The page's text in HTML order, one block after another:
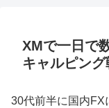
XMで一日で
キャルピン
30代前半に国内FX